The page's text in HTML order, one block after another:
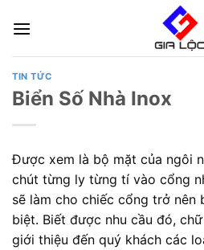
TIN TỨC
Biển Số Nhà Inox
Được xem là bộ mặt của ngôi
chút từng ly từng tí vào cổng
sẽ làm cho chiếc cổng trở nên
biệt. Biết được nhu cầu đó,
giới thiệu đến quý khách các